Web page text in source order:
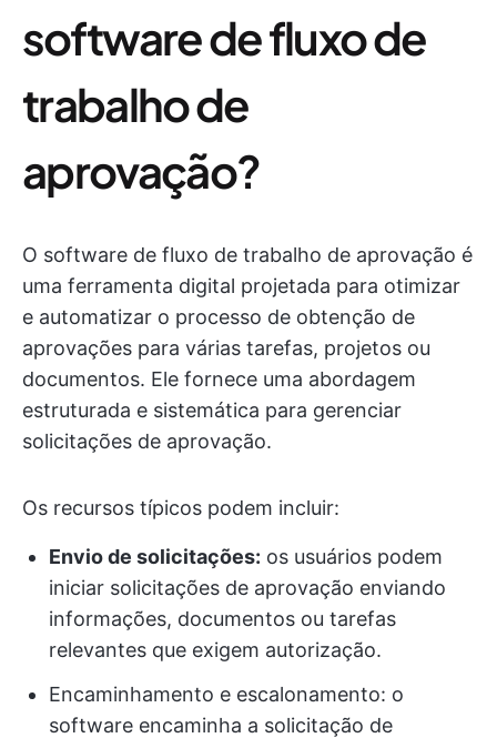
software de fluxo de
trabalho de
aprovação?
O software de fluxo de trabalho de aprovação é
uma ferramenta digital projetada para otimizar
e automatizar o processo de obtenção de
aprovações para várias tarefas, projetos ou
documentos. Ele fornece uma abordagem
estruturada e sistemática para gerenciar
solicitações de aprovação.
Os recursos típicos podem incluir:
Envio de solicitações: os usuários podem
iniciar solicitações de aprovação enviando
informações, documentos ou tarefas
relevantes que exigem autorização.
Encaminhamento e escalonamento: o
software encaminha a solicitação de